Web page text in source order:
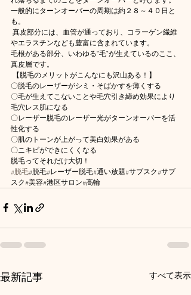
一般的にターンオーバーの周期は約２８～４０日と
も。
やエラスチンなども豊富に含まれています。
毛根がある部分、いわゆる”毛”が生えているのここ、
真皮層です。
【脱毛のメリットがこんなにも沢山ある！】
〇脱毛のレーザーがシミ・そばかすを薄くする
〇毛が生えてこないことや毛穴引き締め効果により
毛穴レス肌になる
〇レーザー脱毛のレーザー光がターンオーバーを活
性化する
〇肌のトーンが上がって美白効果がある
〇ニキビができにくくなる
脱毛ってそれだけ大切！
#脱毛#脱毛#レーザー脱毛#通い放題#サブスク#サブ
スク#美容#港区サロン#高輪
最新記事 すべて表示